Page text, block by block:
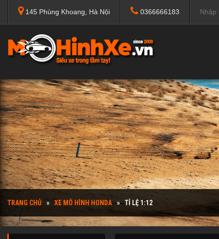
145 Phùng Khoang, Hà Nội 0366666183
TRANG CHỦ XE MÔ HÌNH HONDA TỈ LỆ 1:12